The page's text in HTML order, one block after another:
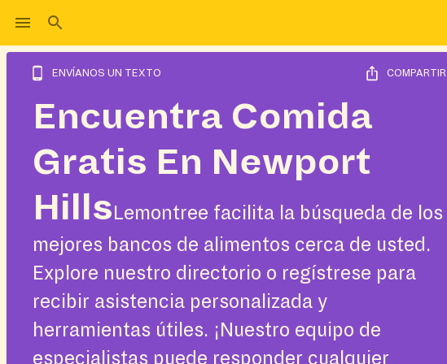
ENVÍANOS UN TEXTO COMPARTIR
Encuentra Comida
Gratis En Newport
Hills Lemontree facilita la búsqueda de los
mejores bancos de alimentos cerca de usted.
Explore nuestro directorio o regístrese para
recibir asistencia personalizada y
herramientas útiles. ¡Nuestro equipo de
especialistas puede responder cualquier